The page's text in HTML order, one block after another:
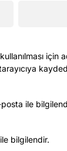
için
ile
bilgilendir.